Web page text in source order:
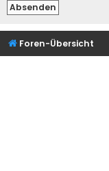
Foren-Übersicht